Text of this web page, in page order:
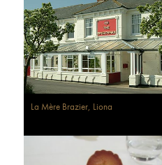
La Mère Brazier, Liona